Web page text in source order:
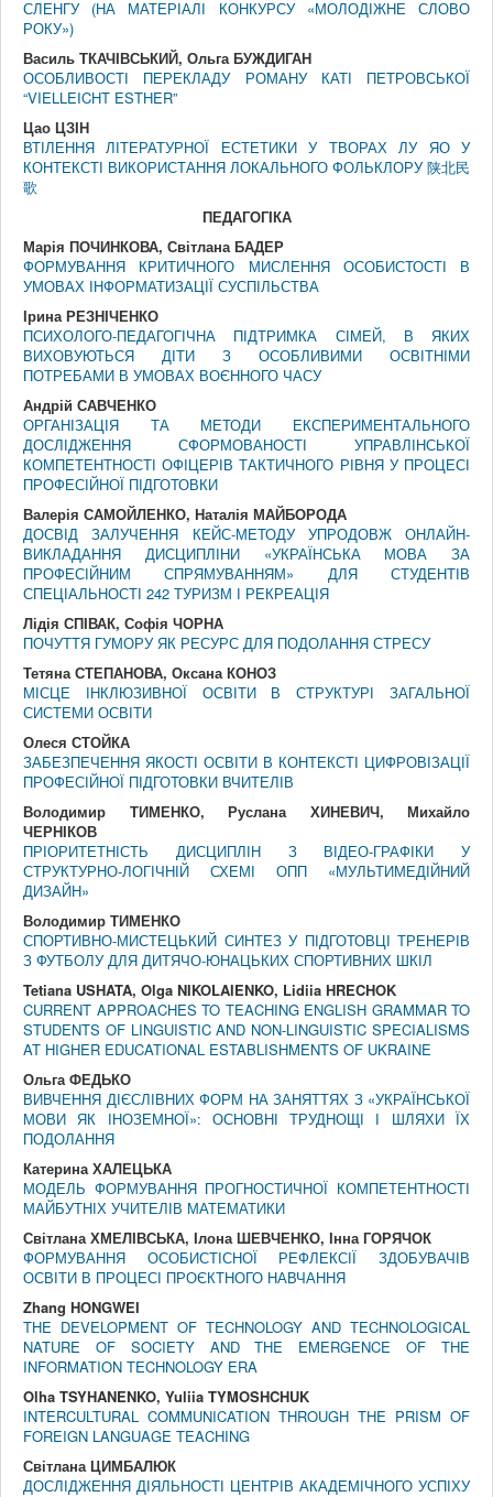
СЛЕНГУ (НА МАТЕРІАЛІ КОНКУРСУ «МОЛОДІЖНЕ СЛОВО
РОКУ»)
Василь ТКАЧІВСЬКИЙ, Ольга БУЖДИГАН
ОСОБЛИВОСТІ ПЕРЕКЛАДУ РОМАНУ КАТІ ПЕТРОВСЬКОЇ
“VIELLEICHT ESTHER”
Цао ЦЗІН
ВТІЛЕННЯ ЛІТЕРАТУРНОЇ ЕСТЕТИКИ У ТВОРАХ ЛУ ЯО У
КОНТЕКСТІ ВИКОРИСТАННЯ ЛОКАЛЬНОГО ФОЛЬКЛОРУ 陕北民
歌
ПЕДАГОГIКА
Марія ПОЧИНКОВА, Світлана БАДЕР
ФОРМУВАННЯ КРИТИЧНОГО МИСЛЕННЯ ОСОБИСТОСТІ В
УМОВАХ ІНФОРМАТИЗАЦІЇ СУСПІЛЬСТВА
Ірина РЕЗНІЧЕНКО
ПСИХОЛОГО-ПЕДАГОГІЧНА ПІДТРИМКА СІМЕЙ, В ЯКИХ
ВИХОВУЮТЬСЯ ДІТИ З ОСОБЛИВИМИ ОСВІТНІМИ
ПОТРЕБАМИ В УМОВАХ ВОЄННОГО ЧАСУ
Андрій САВЧЕНКО
ОРГАНІЗАЦІЯ ТА МЕТОДИ ЕКСПЕРИМЕНТАЛЬНОГО
ДОСЛІДЖЕННЯ СФОРМОВАНОСТІ УПРАВЛІНСЬКОЇ
КОМПЕТЕНТНОСТІ ОФІЦЕРІВ ТАКТИЧНОГО РІВНЯ У ПРОЦЕСІ
ПРОФЕСІЙНОЇ ПІДГОТОВКИ
Валерія САМОЙЛЕНКО, Наталія МАЙБОРОДА
ДОСВІД ЗАЛУЧЕННЯ КЕЙС-МЕТОДУ УПРОДОВЖ ОНЛАЙН-
ВИКЛАДАННЯ ДИСЦИПЛІНИ «УКРАЇНСЬКА МОВА ЗА
ПРОФЕСІЙНИМ СПРЯМУВАННЯМ» ДЛЯ СТУДЕНТІВ
СПЕЦІАЛЬНОСТІ 242 ТУРИЗМ І РЕКРЕАЦІЯ
Лідія СПІВАК, Софія ЧОРНА
ПОЧУТТЯ ГУМОРУ ЯК РЕСУРС ДЛЯ ПОДОЛАННЯ СТРЕСУ
Тетяна СТЕПАНОВА, Оксана КОНОЗ
МІСЦЕ ІНКЛЮЗИВНОЇ ОСВІТИ В СТРУКТУРІ ЗАГАЛЬНОЇ
СИСТЕМИ ОСВІТИ
Олеся СТОЙКА
ЗАБЕЗПЕЧЕННЯ ЯКОСТІ ОСВІТИ В КОНТЕКСТІ ЦИФРОВІЗАЦІЇ
ПРОФЕСІЙНОЇ ПІДГОТОВКИ ВЧИТЕЛІВ
Володимир ТИМЕНКО, Руслана ХИНЕВИЧ, Михайло
ЧЕРНІКОВ
ПРІОРИТЕТНІСТЬ ДИСЦИПЛІН З ВІДЕО-ГРАФІКИ У
СТРУКТУРНО-ЛОГІЧНІЙ СХЕМІ ОПП «МУЛЬТИМЕДІЙНИЙ
ДИЗАЙН»
Володимир ТИМЕНКО
СПОРТИВНО-МИСТЕЦЬКИЙ СИНТЕЗ У ПІДГОТОВЦІ ТРЕНЕРІВ
З ФУТБОЛУ ДЛЯ ДИТЯЧО-ЮНАЦЬКИХ СПОРТИВНИХ ШКІЛ
Tetiana USHATA, Olga NIKOLAIENKO, Lidiia HRECHOK
CURRENT APPROACHES TO TEACHING ENGLISH GRAMMAR TO
STUDENTS OF LINGUISTIC AND NON-LINGUISTIC SPECIALISMS
AT HIGHER EDUCATIONAL ESTABLISHMENTS OF UKRAINE
Ольга ФЕДЬКО
ВИВЧЕННЯ ДІЄСЛІВНИХ ФОРМ НА ЗАНЯТТЯХ З «УКРАЇНСЬКОЇ
МОВИ ЯК ІНОЗЕМНОЇ»: ОСНОВНІ ТРУДНОЩІ І ШЛЯХИ ЇХ
ПОДОЛАННЯ
Катерина ХАЛЕЦЬКА
МОДЕЛЬ ФОРМУВАННЯ ПРОГНОСТИЧНОЇ КОМПЕТЕНТНОСТІ
МАЙБУТНІХ УЧИТЕЛІВ МАТЕМАТИКИ
Світлана ХМЕЛІВСЬКА, Ілона ШЕВЧЕНКО, Інна ГОРЯЧОК
ФОРМУВАННЯ ОСОБИСТІСНОЇ РЕФЛЕКСІЇ ЗДОБУВАЧІВ
ОСВІТИ В ПРОЦЕСІ ПРОЄКТНОГО НАВЧАННЯ
Zhang HONGWEI
THE DEVELOPMENT OF TECHNOLOGY AND TECHNOLOGICAL
NATURE OF SOCIETY AND THE EMERGENCE OF THE
INFORMATION TECHNOLOGY ERA
Olha TSYHANENKO, Yuliia TYMOSHCHUK
INTERCULTURAL COMMUNICATION THROUGH THE PRISM OF
FOREIGN LANGUAGE TEACHING
Світлана ЦИМБАЛЮК
ДОСЛІДЖЕННЯ ДІЯЛЬНОСТІ ЦЕНТРІВ АКАДЕМІЧНОГО УСПІХУ